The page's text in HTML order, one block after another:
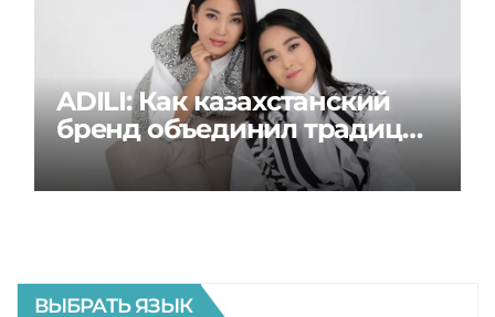
ADILI: Как казахстанский
бренд объединил традиции
и современность
ВЫБРАТЬ ЯЗЫК